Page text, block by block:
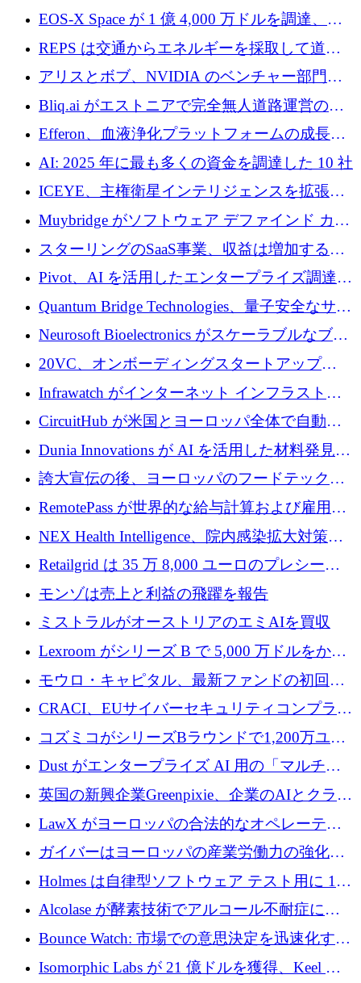
EOS-X Space が 1 億 4,000 万ドルを調達、
Mistral が Emmi AI を買収、Bliq がエストニア
での完全無人道路運営を承認
REPS は交通からエネルギーを採取して道路
を発電所に変えるために 2,360 万ドルを調達
アリスとボブ、NVIDIA のベンチャー部門か
らの投資でシリーズ B を拡大
Bliq.ai がエストニアで完全無人道路運営の承
認を獲得
Efferon、血液浄化プラットフォームの成長に
250万ユーロを確保
AI: 2025 年に最も多くの資金を調達した 10 社
ICEYE、主権衛星インテリジェンスを拡張す
るために 3 億ユーロの信用枠を確保
Muybridge がソフトウェア デファインド カメ
ラ テクノロジーを拡張するためにシリーズ A
で 1,600 万ドルを調達
スターリングのSaaS事業、収益は増加するも
グループ利益は減少
Pivot、AI を活用したエンタープライズ調達プ
ラットフォームを拡大するために 4,000 万ド
ルを調達
Quantum Bridge Technologies、量子安全なサイ
バーセキュリティ インフラストラクチャの拡
Neurosoft Bioelectronics がスケーラブルなブレ
イン コンピューター インターフェイスのため
に 750 万ドルを調達
20VC、オンボーディングスタートアップ
Prelude へのシリーズ A 投資で 2,000 万ドルを
Infrawatch がインターネット インフラストラ
クチャ インテリジェンス向けに 300 万ドルの
プレシードを確保
CircuitHub が米国とヨーロッパ全体で自動電
子機器製造を拡大するために 2,800 万ドルを
Dunia Innovations が AI を活用した材料発見を
産業化するために 2 億 8,000 万ユーロのベル
リン GigaLab を発表
誇大宣伝の後、ヨーロッパのフードテックセ
クターはファンダメンタルズを中心に再構築
RemotePass が世界的な給与計算および雇用プ
ラットフォームを拡大するために 1,740 万ド
NEX Health Intelligence、院内感染拡大対策に
100万ユーロを確保
Retailgrid は 35 万 8,000 ユーロのプレシード
ラウンドで小売業のスプレッドシートをター
ゲットにしています
モンゾは売上と利益の飛躍を報告
ミストラルがオーストリアのエミAIを買収
Lexroom がシリーズ B で 5,000 万ドルをかけ
てヨーロッパ大陸法用の法律 AI を構築
モウロ・キャピタル、最新ファンドの初回ク
ローズで4億ドルを確保
CRACI、EUサイバーセキュリティコンプライ
アンスプラットフォームのために140万ユーロ
コズミコがシリーズBラウンドで1,200万ユー
ロを調達
Dust がエンタープライズ AI 用の「マルチプ
レイヤー」オペレーティング システムを構築
するシリーズ B で 4,000 万ドルを調達
英国の新興企業Greenpixie、企業のAIとクラウ
ドのエネルギー無駄を削減するために470万ポ
ンドを調達
LawX がヨーロッパの合法的なオペレーティ
ング システムを構築するために 750 万ユーロ
を調達
ガイバーはヨーロッパの産業労働力の強化に
貢献するために 140 万ユーロを獲得
Holmes は自律型ソフトウェア テスト用に 110
万ユーロのプレシードを提供して開始
Alcolase が酵素技術でアルコール不耐症に取
り組むために 150 万ユーロを調達
Bounce Watch: 市場での意思決定を迅速化する
ためのインテリジェンス層を構築する
Isomorphic Labs が 21 億ドルを獲得、Keel の